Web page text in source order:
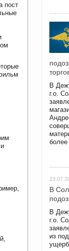
пост
В
г.о.
более
В
В
г.о.
из